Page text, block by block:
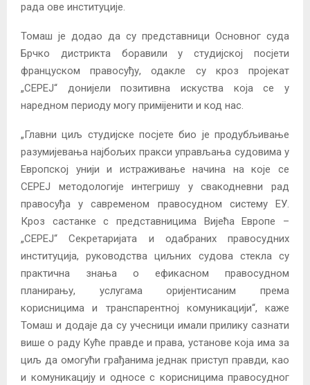
рада ове институције.
Томаш је додао да су представници Основног суда
Брчко дистрикта боравили у студијској посјети
француском правосуђу, одакле су кроз пројекат
„CEPEJ“ донијели позитивна искуства која се у
наредном периоду могу примijeнити и код нас.
„Главни циљ студијске посјете био је продубљивање
разумијевања најбољих пракси управљања судовима у
Европској унији и истраживање начина на које се
CEPEJ методологије интегришу у свакодневни рад
правосуђа у савременом правосудном систему ЕУ.
Кроз састанке с представницима Вијећа Европе –
„CEPEJ“ Секретаријата и одабраних правосудних
институција, руководства циљних судова стекла су
практична знања о ефикасном правосудном
планирању, услугама оријентисаним према
корисницима и транспарентној комуникацији“, каже
Томаш и додаје да су учесници имали прилику сазнати
више о раду Куће правде и права, установе која има за
циљ да омогући грађанима једнак приступ правди, као
и комуникацију и односе с корисницима правосудног